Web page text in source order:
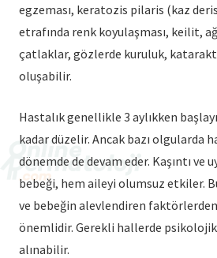
egzeması, keratozis pilaris (kaz
etrafında renk koyulaşması, keilit,
çatlaklar, gözlerde kuruluk,
oluşabilir.
Hastalık genellikle 3 aylıkken
kadar düzelir. Ancak bazı olgularda
dönemde de devam eder. Kaşıntı ve
bebeği, hem aileyi olumsuz etkiler.
ve bebeğin alevlendiren
önemlidir. Gerekli hallerde psikolojik
alınabilir.